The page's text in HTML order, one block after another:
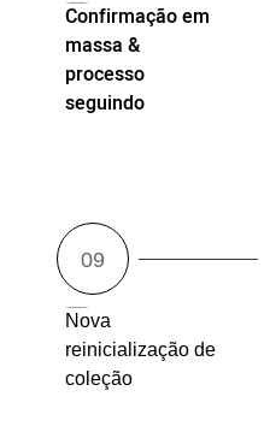
Confirmação em
massa &
processo
seguindo
Nova
reinicialização de
coleção